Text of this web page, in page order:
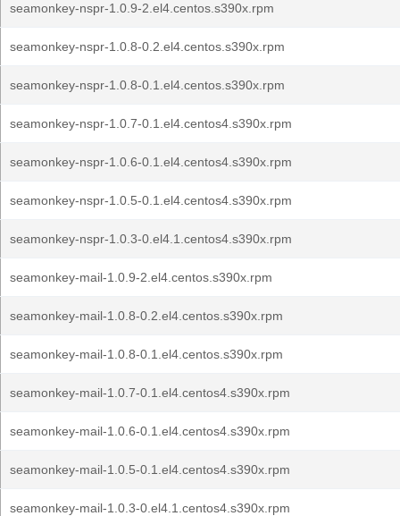
seamonkey-nspr-1.0.9-2.el4.centos.s390x.rpm
seamonkey-nspr-1.0.8-0.2.el4.centos.s390x.rpm
seamonkey-nspr-1.0.8-0.1.el4.centos.s390x.rpm
seamonkey-nspr-1.0.7-0.1.el4.centos4.s390x.rpm
seamonkey-nspr-1.0.6-0.1.el4.centos4.s390x.rpm
seamonkey-nspr-1.0.5-0.1.el4.centos4.s390x.rpm
seamonkey-nspr-1.0.3-0.el4.1.centos4.s390x.rpm
seamonkey-mail-1.0.9-2.el4.centos.s390x.rpm
seamonkey-mail-1.0.8-0.2.el4.centos.s390x.rpm
seamonkey-mail-1.0.8-0.1.el4.centos.s390x.rpm
seamonkey-mail-1.0.7-0.1.el4.centos4.s390x.rpm
seamonkey-mail-1.0.6-0.1.el4.centos4.s390x.rpm
seamonkey-mail-1.0.5-0.1.el4.centos4.s390x.rpm
seamonkey-mail-1.0.3-0.el4.1.centos4.s390x.rpm